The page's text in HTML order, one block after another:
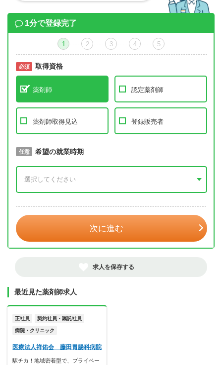
1分で登録完了
1 2 3 4 5
必須 取得資格
薬剤師 認定薬剤師
薬剤師取得見込 登録販売者
必須 取得予定年
任意 希望の就業時期
次に進む
求人を保存する
最近見た薬剤師求人
正社員 契約社員・嘱託社員
病院・クリニック
医療法人祥佑会 藤田胃腸科病院
駅チカ！地域密着型で、プライベー